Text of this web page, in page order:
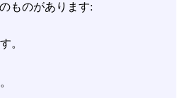
ものがあります:
。